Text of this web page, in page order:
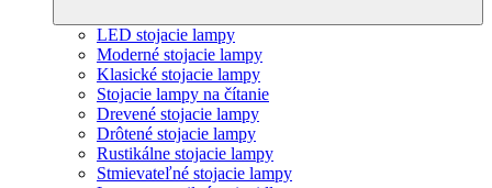
LED stojacie lampy
Moderné stojacie lampy
Klasické stojacie lampy
Stojacie lampy na čítanie
Drevené stojacie lampy
Drôtené stojacie lampy
Rustikálne stojacie lampy
Stmievateľné stojacie lampy